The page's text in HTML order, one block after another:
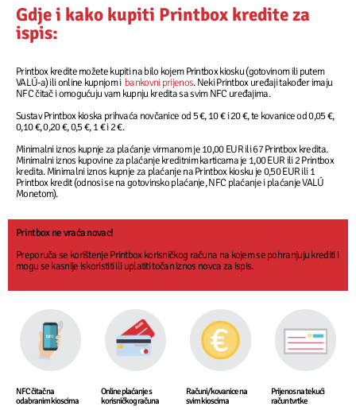
Gdje i kako kupiti Printbox kredite za
ispis:
Printbox kredite možete kupiti na bilo kojem Printbox kiosku (gotovinom ili putem
VALÚ-a) ili online kupnjom i bankovni prijenos. Neki Printbox uređaji također imaju
NFC čitač i omogućuju vam kupnju kredita sa svim NFC uređajima.
Sustav Printbox kioska prihvaća novčanice od 5 €, 10 € i 20 €, te kovanice od 0,05 €,
0,10 €, 0,20 €, 0,5 €, 1 € i 2 €.
Minimalni iznos kupnje za plaćanje virmanom je 10,00 EUR ili 67 Printbox kredita.
Minimalni iznos kupovine za plaćanje kreditnim karticama je 1,00 EUR ili 2 Printbox
kredita. Minimalni iznos kupnje za plaćanje na Printbox kiosku je 0,50 EUR ili 1
Printbox kredit (odnosi se na gotovinsko plaćanje, NFC plaćanje i plaćanje VALÚ
Monetom).
Printbox ne vraća novac!
Preporuča se korištenje Printbox korisničkog računa na kojem se pohranjuju krediti i
mogu se kasnije iskoristiti ili uplatiti točan iznos novca za ispis.
NFC čitač na
odabranim kioscima
Online plaćanje s
korisničkog računa
Računi/kovanice na
svim kioscima
Prijenos na tekući
račun tvrtke